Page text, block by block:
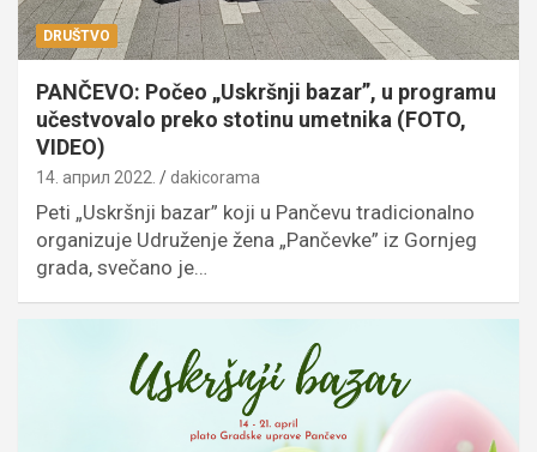
DRUŠTVO
PANČEVO: Počeo „Uskršnji bazar”, u programu
učestvovalo preko stotinu umetnika (FOTO,
VIDEO)
14. април 2022. dakicorama
Peti „Uskršnji bazar” koji u Pančevu tradicionalno
organizuje Udruženje žena „Pančevke” iz Gornjeg
grada, svečano je…